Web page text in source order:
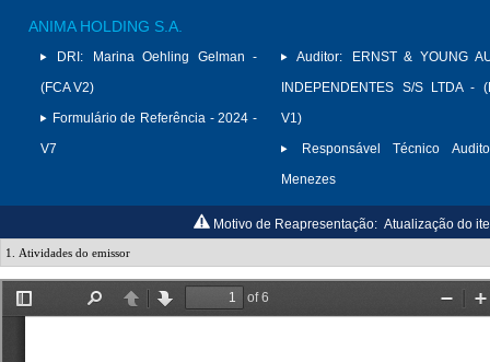
ANIMA HOLDING S.A.
DRI:
Marina Oehling Gelman -
(FCA V2)
Formulário de Referência - 2024 -
V7
Auditor:
ERNST & YOUNG
INDEPENDENTES S/S LTDA -
V1)
Responsável Técnico
Menezes
Motivo de Reapresentação: Atualização do